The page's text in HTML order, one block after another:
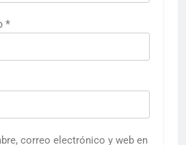
*
correo electrónico y web en